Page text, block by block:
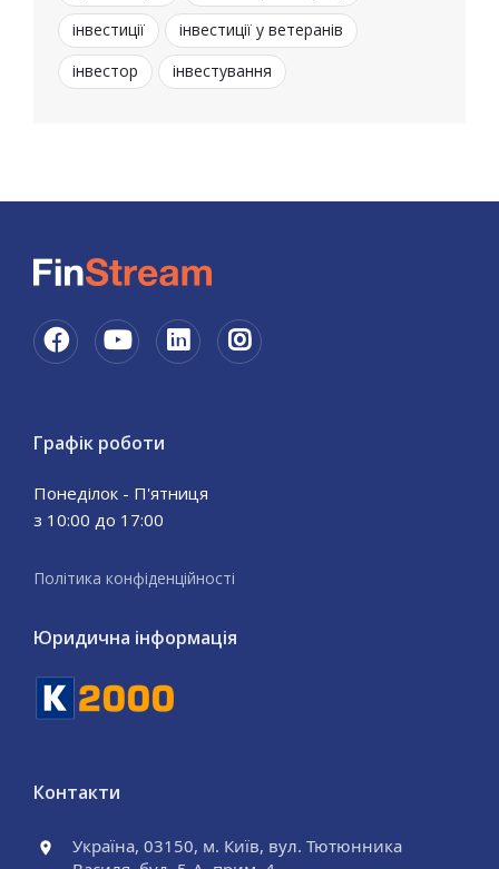
інвестиції
інвестиції у ветеранів
інвестор
інвестування
Графік роботи
Понеділок - П'ятниця
з 10:00 до 17:00
Політика конфіденційності
Юридична інформація
Контакти
Україна, 03150, м. Київ, вул. Тютюнника